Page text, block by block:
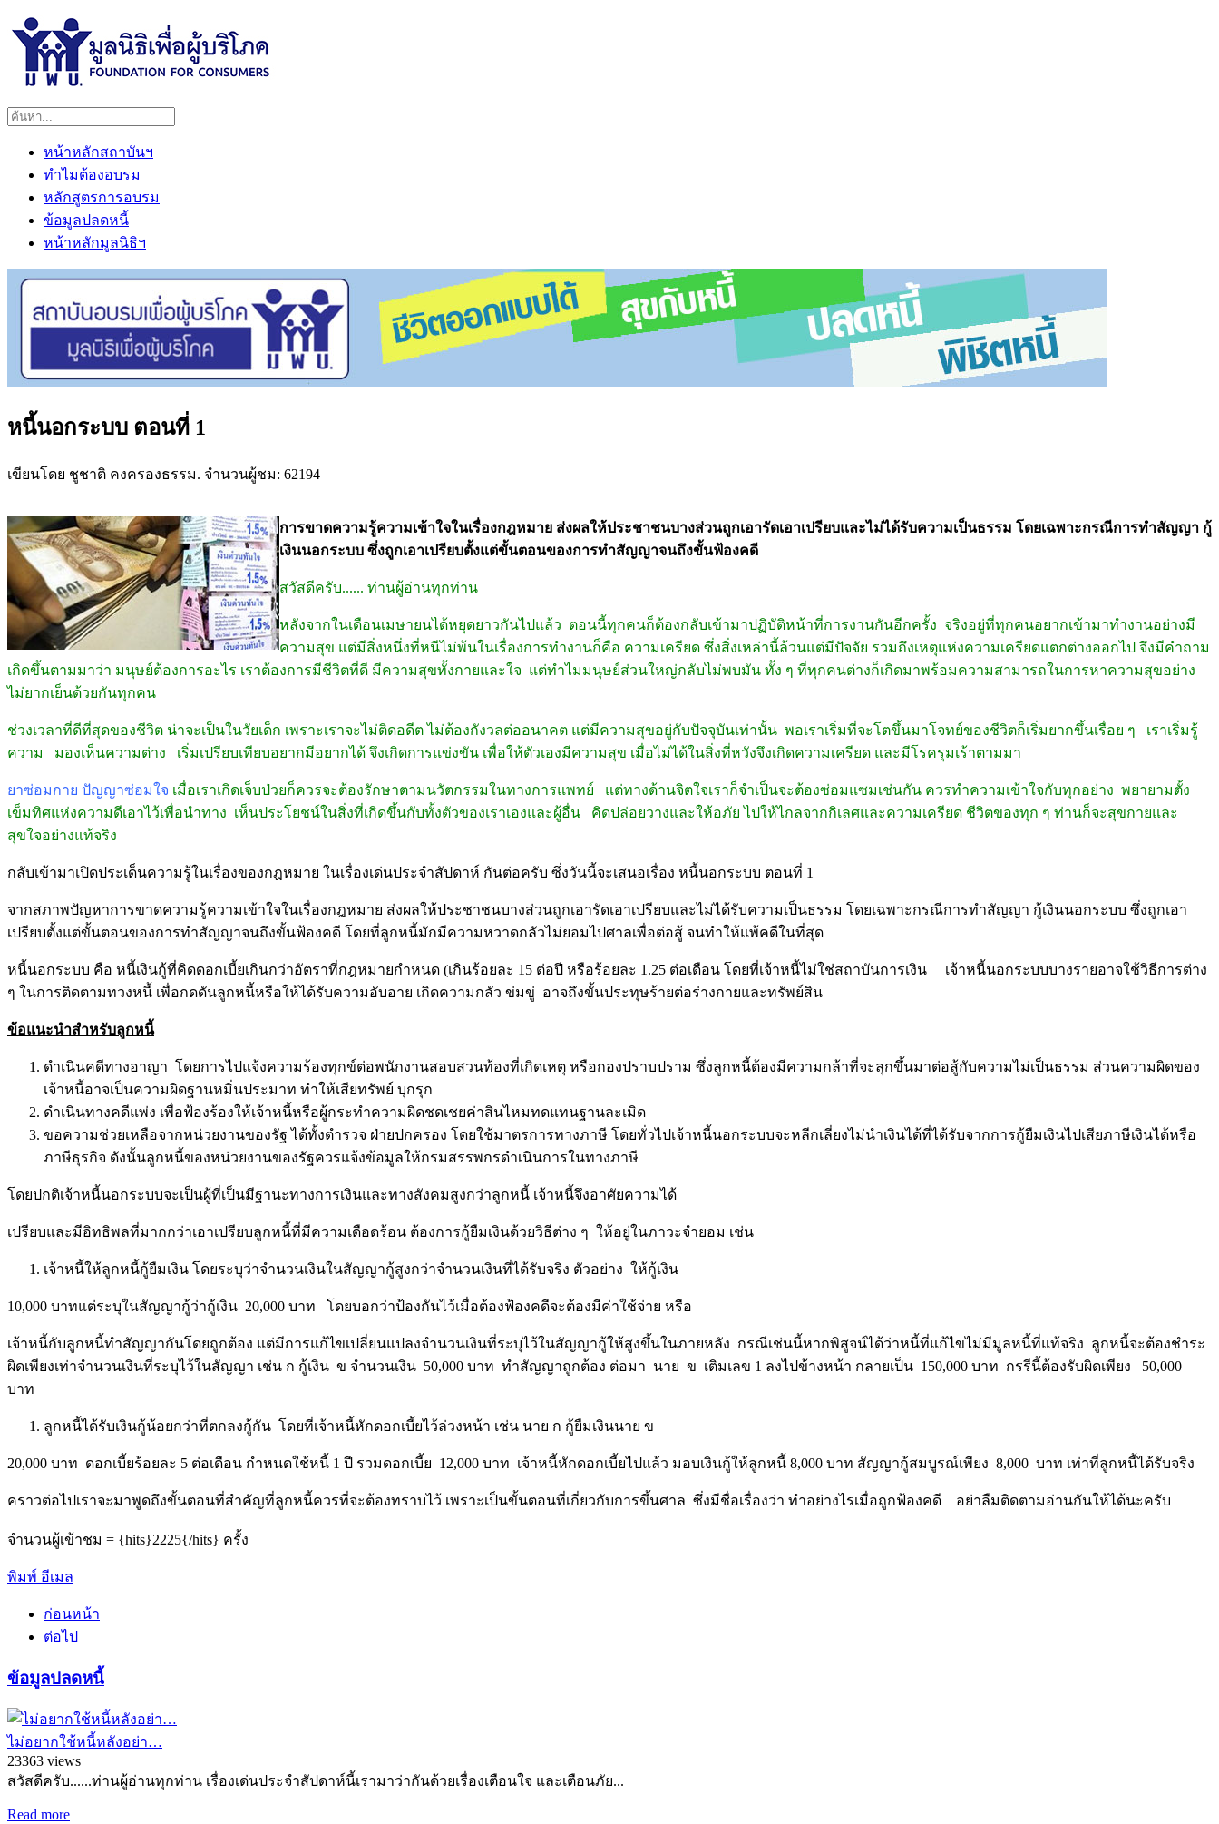
หน้าหลักสถาบันฯ
ทำไมต้องอบรม
หลักสูตรการอบรม
ข้อมูลปลดหนี้
หน้าหลักมูลนิธิฯ
หนี้นอกระบบ ตอนที่ 1
เขียนโดย ชูชาติ คงครองธรรม. จำนวนผู้ชม: 62194
การขาดความรู้ความเข้าใจในเรื่องกฎหมาย ส่งผลให้ประชาชนบางส่วนถูกเอารัดเอาเปรียบและไม่ได้รับความเป็นธรรม โดยเฉพาะกรณีการทำสัญญา กู้
เงินนอกระบบ ซึ่งถูกเอาเปรียบตั้งแต่ขั้นตอนของการทำสัญญาจนถึงขั้นฟ้องคดี
สวัสดีครับ...... ท่านผู้อ่านทุกท่าน
หลังจากในเดือนเมษายนได้หยุดยาวกันไปแล้ว ตอนนี้ทุกคนก็ต้องกลับเข้ามาปฏิบัติหน้าที่การงานกันอีกครั้ง จริงอยู่ที่ทุกคนอยากเข้ามาทำงานอย่างมี
ความสุข แต่มีสิ่งหนึ่งที่หนีไม่พ้นในเรื่องการทำงานก็คือ ความเครียด ซึ่งสิ่งเหล่านี้ล้วนแต่มีปัจจัย รวมถึงเหตุแห่งความเครียดแตกต่างออกไป จึงมีคำถาม
เกิดขึ้นตามมาว่า มนุษย์ต้องการอะไร เราต้องการมีชีวิตที่ดี มีความสุขทั้งกายและใจ แต่ทำไมมนุษย์ส่วนใหญ่กลับไม่พบมัน ทั้ง ๆ ที่ทุกคนต่างก็เกิดมาพร้อมความสามารถในการหาความสุขอย่าง
ไม่ยากเย็นด้วยกันทุกคน
ช่วงเวลาที่ดีที่สุดของชีวิต น่าจะเป็นในวัยเด็ก เพราะเราจะไม่ติดอดีต ไม่ต้องกังวลต่ออนาคต แต่มีความสุขอยู่กับปัจจุบันเท่านั้น พอเราเริ่มที่จะโตขึ้นมาโจทย์ของชีวิตก็เริ่มยากขึ้นเรื่อย ๆ เราเริ่มรู้
ความ มองเห็นความต่าง เริ่มเปรียบเทียบอยากมีอยากได้ จึงเกิดการแข่งขัน เพื่อให้ตัวเองมีความสุข เมื่อไม่ได้ในสิ่งที่หวังจึงเกิดความเครียด และมีโรครุมเร้าตามมา
ยาซ่อมกาย ปัญญาซ่อมใจ เมื่อเราเกิดเจ็บป่วยก็ควรจะต้องรักษาตามนวัตกรรมในทางการแพทย์ แต่ทางด้านจิตใจเราก็จำเป็นจะต้องซ่อมแซมเช่นกัน ควรทำความเข้าใจกับทุกอย่าง พยายามตั้ง
เข็มทิศแห่งความดีเอาไว้เพื่อนำทาง เห็นประโยชน์ในสิ่งที่เกิดขึ้นกับทั้งตัวของเราเองและผู้อื่น คิดปล่อยวางและให้อภัย ไปให้ไกลจากกิเลศและความเครียด ชีวิตของทุก ๆ ท่านก็จะสุขกายและ
สุขใจอย่างแท้จริง
กลับเข้ามาเปิดประเด็นความรู้ในเรื่องของกฎหมาย ในเรื่องเด่นประจำสัปดาห์ กันต่อครับ ซึ่งวันนี้จะเสนอเรื่อง หนี้นอกระบบ ตอนที่ 1
จากสภาพปัญหาการขาดความรู้ความเข้าใจในเรื่องกฎหมาย ส่งผลให้ประชาชนบางส่วนถูกเอารัดเอาเปรียบและไม่ได้รับความเป็นธรรม โดยเฉพาะกรณีการทำสัญญา กู้เงินนอกระบบ ซึ่งถูกเอา
เปรียบตั้งแต่ขั้นตอนของการทำสัญญาจนถึงขั้นฟ้องคดี โดยที่ลูกหนี้มักมีความหวาดกลัวไม่ยอมไปศาลเพื่อต่อสู้ จนทำให้แพ้คดีในที่สุด
หนี้นอกระบบ คือ หนี้เงินกู้ที่คิดดอกเบี้ยเกินกว่าอัตราที่กฎหมายกำหนด (เกินร้อยละ 15 ต่อปี หรือร้อยละ 1.25 ต่อเดือน โดยที่เจ้าหนี้ไม่ใช่สถาบันการเงิน เจ้าหนี้นอกระบบบางรายอาจใช้วิธีการต่าง
ๆ ในการติดตามทวงหนี้ เพื่อกดดันลูกหนี้หรือให้ได้รับความอับอาย เกิดความกลัว ข่มขู่ อาจถึงขั้นประทุษร้ายต่อร่างกายและทรัพย์สิน
ข้อแนะนำสำหรับลูกหนี้
ดำเนินคดีทางอาญา โดยการไปแจ้งความร้องทุกข์ต่อพนักงานสอบสวนท้องที่เกิดเหตุ หรือกองปราบปราม ซึ่งลูกหนี้ต้องมีความกล้าที่จะลุกขึ้นมาต่อสู้กับความไม่เป็นธรรม ส่วนความผิดของ
เจ้าหนี้อาจเป็นความผิดฐานหมิ่นประมาท ทำให้เสียทรัพย์ บุกรุก
ดำเนินทางคดีแพ่ง เพื่อฟ้องร้องให้เจ้าหนี้หรือผู้กระทำความผิดชดเชยค่าสินไหมทดแทนฐานละเมิด
ขอความช่วยเหลือจากหน่วยงานของรัฐ ได้ทั้งตำรวจ ฝ่ายปกครอง โดยใช้มาตรการทางภาษี โดยทั่วไปเจ้าหนี้นอกระบบจะหลีกเลี่ยงไม่นำเงินได้ที่ได้รับจากการกู้ยืมเงินไปเสียภาษีเงินได้หรือ
ภาษีธุรกิจ ดังนั้นลูกหนี้ของหน่วยงานของรัฐควรแจ้งข้อมูลให้กรมสรรพกรดำเนินการในทางภาษี
โดยปกติเจ้าหนี้นอกระบบจะเป็นผู้ที่เป็นมีฐานะทางการเงินและทางสังคมสูงกว่าลูกหนี้ เจ้าหนี้จึงอาศัยความได้
เปรียบและมีอิทธิพลที่มากกว่าเอาเปรียบลูกหนี้ที่มีความเดือดร้อน ต้องการกู้ยืมเงินด้วยวิธีต่าง ๆ ให้อยู่ในภาวะจำยอม เช่น
เจ้าหนี้ให้ลูกหนี้กู้ยืมเงิน โดยระบุว่าจำนวนเงินในสัญญากู้สูงกว่าจำนวนเงินที่ได้รับจริง ตัวอย่าง ให้กู้เงิน
10,000 บาทแต่ระบุในสัญญากู้ว่ากู้เงิน 20,000 บาท โดยบอกว่าป้องกันไว้เมื่อต้องฟ้องคดีจะต้องมีค่าใช้จ่าย หรือ
เจ้าหนี้กับลูกหนี้ทำสัญญากันโดยถูกต้อง แต่มีการแก้ไขเปลี่ยนแปลงจำนวนเงินที่ระบุไว้ในสัญญากู้ให้สูงขึ้นในภายหลัง กรณีเช่นนี้หากพิสูจน์ได้ว่าหนี้ที่แก้ไขไม่มีมูลหนี้ที่แท้จริง ลูกหนี้จะต้องชำระ
ผิดเพียงเท่าจำนวนเงินที่ระบุไว้ในสัญญา เช่น ก กู้เงิน ข จำนวนเงิน 50,000 บาท ทำสัญญาถูกต้อง ต่อมา นาย ข เติมเลข 1 ลงไปข้างหน้า กลายเป็น 150,000 บาท กรรีนี้ต้องรับผิดเพียง 50,000
บาท
ลูกหนี้ได้รับเงินกู้น้อยกว่าที่ตกลงกู้กัน โดยที่เจ้าหนี้หักดอกเบี้ยไว้ล่วงหน้า เช่น นาย ก กู้ยืมเงินนาย ข
20,000 บาท ดอกเบี้ยร้อยละ 5 ต่อเดือน กำหนดใช้หนี้ 1 ปี รวมดอกเบี้ย 12,000 บาท เจ้าหนี้หักดอกเบี้ยไปแล้ว มอบเงินกู้ให้ลูกหนี้ 8,000 บาท สัญญากู้สมบูรณ์เพียง 8,000 บาท เท่าที่ลูกหนี้ได้รับจริง
คราวต่อไปเราจะมาพูดถึงขั้นตอนที่สำคัญที่ลูกหนี้ควรที่จะต้องทราบไว้ เพราะเป็นขั้นตอนที่เกี่ยวกับการขึ้นศาล ซึ่งมีชื่อเรื่องว่า ทำอย่างไรเมื่อถูกฟ้องคดี อย่าลืมติดตามอ่านกันให้ได้นะครับ
จำนวนผู้เข้าชม = {hits}2225{/hits} ครั้ง
พิมพ์ อีเมล
ก่อนหน้า
ต่อไป
ข้อมูลปลดหนี้
ไม่อยากใช้หนี้หลังอย่า…
23363 views
สวัสดีครับ......ท่านผู้อ่านทุกท่าน เรื่องเด่นประจำสัปดาห์นี้เรามาว่ากันด้วยเรื่องเตือนใจ และเตือนภัย...
Read more